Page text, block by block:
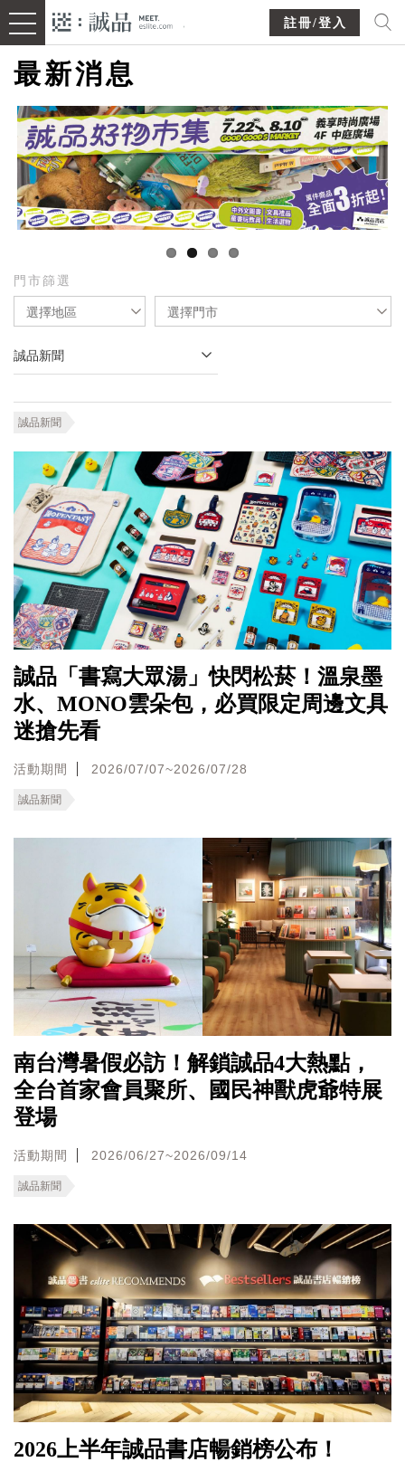
註冊/登入
最新消息
門市篩選
選擇地區 選擇門市
誠品新聞
誠品新聞
誠品「書寫大眾湯」快閃松菸！溫泉墨
水、MONO雲朵包，必買限定周邊文具
迷搶先看
活動期間 2026/07/07~2026/07/28
誠品新聞
南台灣暑假必訪！解鎖誠品4大熱點，
全台首家會員聚所、國民神獸虎爺特展
登場
活動期間 2026/06/27~2026/09/14
誠品新聞
2026上半年誠品書店暢銷榜公布！